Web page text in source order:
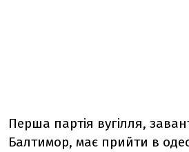
Перша партія вугілля,
Балтимор, має прийти в